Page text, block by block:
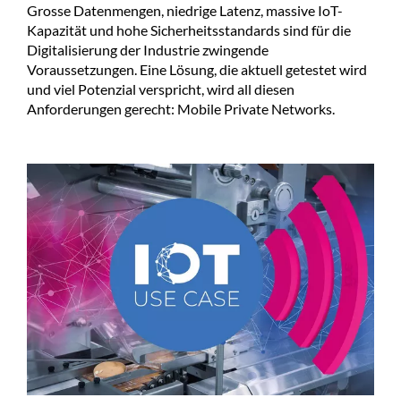
Grosse Datenmengen, niedrige Latenz, massive IoT-
Kapazität und hohe Sicherheitsstandards sind für die
Digitalisierung der Industrie zwingende
Voraussetzungen. Eine Lösung, die aktuell getestet wird
und viel Potenzial verspricht, wird all diesen
Anforderungen gerecht: Mobile Private Networks.